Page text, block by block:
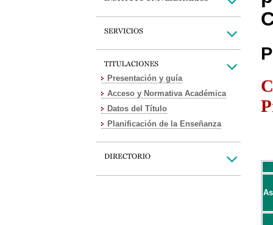
Presentación y guía
Acceso y Normativa Académica
Datos del Título
Planificación de la Enseñanza